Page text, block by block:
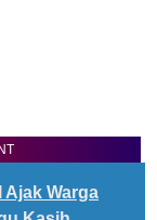
Ajak Warga